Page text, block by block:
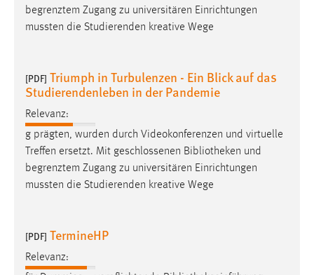
begrenztem Zugang zu universitären Einrichtungen
mussten die Studierenden kreative Wege
[PDF] Triumph in Turbulenzen - Ein Blick auf das
Studierendenleben in der Pandemie
Relevanz:
g prägten, wurden durch Videokonferenzen und virtuelle
Treffen ersetzt. Mit geschlossenen Bibliotheken und
begrenztem Zugang zu universitären Einrichtungen
mussten die Studierenden kreative Wege
[PDF] TermineHP
Relevanz: